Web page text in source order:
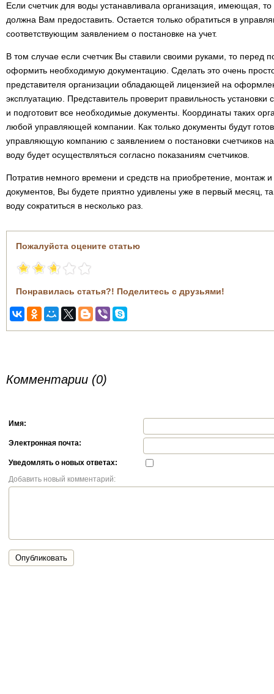
Если счетчик для воды устанавливала организация, имеющая,
должна Вам предоставить. Остается только обратиться в
соответствующим заявлением о постановке на учет.
В том случае если счетчик Вы ставили своими руками, то перед
оформить необходимую документацию. Сделать это очень
представителя организации обладающей лицензией на
эксплуатацию. Представитель проверит правильность установки
и подготовит все необходимые документы. Координаты таких
любой управляющей компании. Как только документы будут
управляющую компанию с заявлением о постановки счетчиков
воду будет осуществляться согласно показаниям счетчиков.
Потратив немного времени и средств на приобретение, монтаж
документов, Вы будете приятно удивлены уже в первый месяц,
воду сократиться в несколько раз.
Пожалуйста оцените статью
Понравилась статья?! Поделитесь с друзьями!
Комментарии (0)
Имя:
Электронная почта:
Уведомлять о новых ответах:
Добавить новый комментарий:
Опубликовать